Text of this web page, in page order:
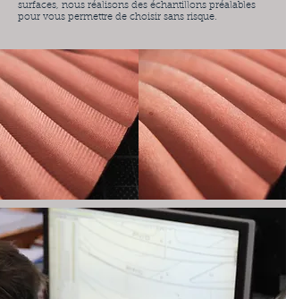
surfaces, nous réalisons des échantillons préalables
pour vous permettre de choisir sans risque.